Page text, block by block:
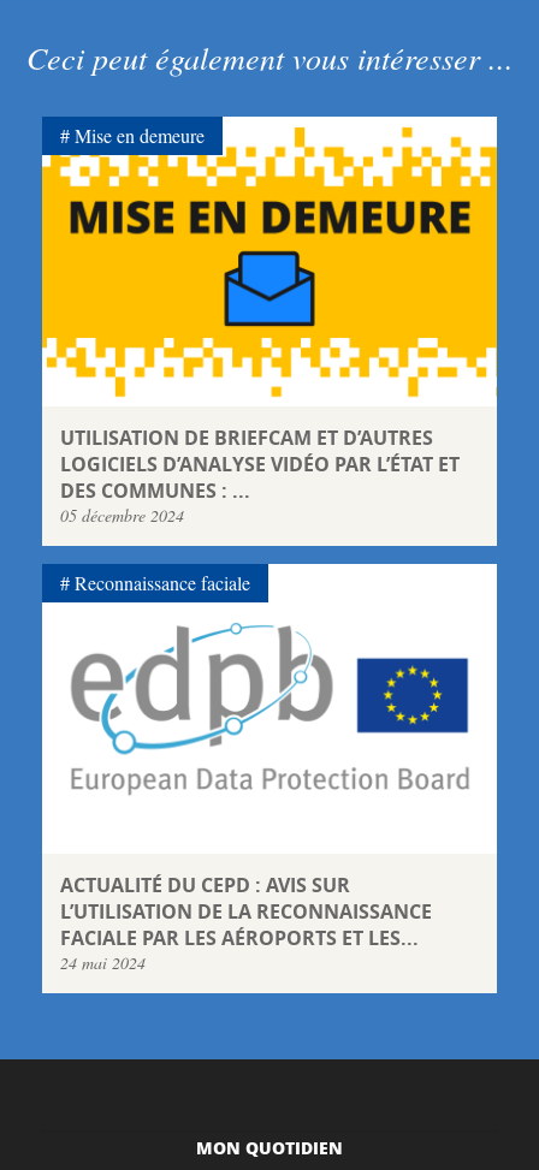
Ceci peut également vous intéresser ...
UTILISATION DE BRIEFCAM ET D’AUTRES
LOGICIELS D’ANALYSE VIDÉO PAR L’ÉTAT ET
DES COMMUNES : ...
05 décembre 2024
Mise en demeure
ACTUALITÉ DU CEPD : AVIS SUR
L’UTILISATION DE LA RECONNAISSANCE
FACIALE PAR LES AÉROPORTS ET LES...
24 mai 2024
Reconnaissance faciale
MON QUOTIDIEN